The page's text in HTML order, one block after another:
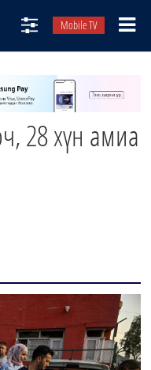
Mobile TV
28 хүн амиа